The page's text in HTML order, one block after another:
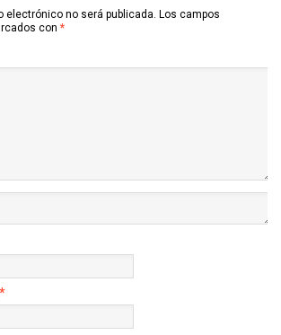
electrónico no será publicada. Los campos
con *
*